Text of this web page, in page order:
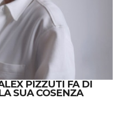
PIZZUTI FA DI
SUA COSENZA